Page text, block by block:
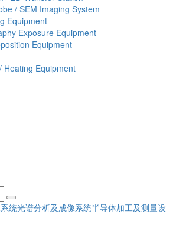
/ SEM Imaging System
Equipment
Exposure Equipment
Equipment
Heating Equipment
统光谱分析及成像系统半导体加工及测量设